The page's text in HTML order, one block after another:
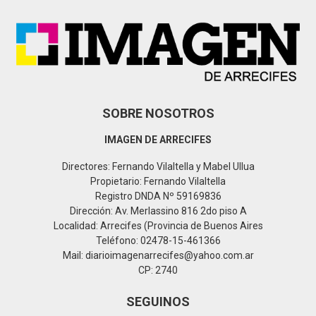
SOBRE NOSOTROS
IMAGEN DE ARRECIFES
Directores: Fernando Vilaltella y Mabel Ullua
Propietario: Fernando Vilaltella
Registro DNDA Nº 59169836
Dirección: Av. Merlassino 816 2do piso A
Localidad: Arrecifes (Provincia de Buenos Aires
Teléfono: 02478-15-461366
Mail: diarioimagenarrecifes@yahoo.com.ar
CP: 2740
SEGUINOS